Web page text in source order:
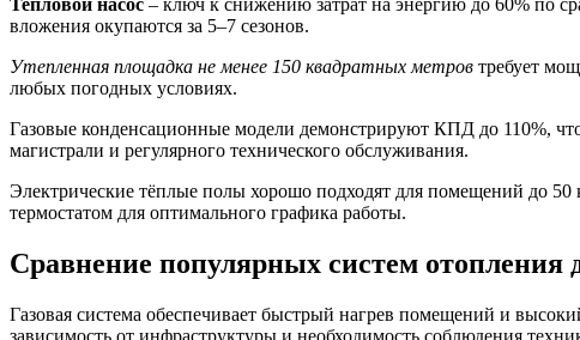
вложения окупаются за 5–7 сезонов.
Утепленная площадка не менее 150 квадратных метров требует
любых погодных условиях.
Газовые конденсационные модели демонстрируют КПД до 110%,
магистрали и регулярного технического обслуживания.
Электрические тёплые полы хорошо подходят для помещений до 50
термостатом для оптимального графика работы.
Сравнение популярных систем отопления
Газовая система обеспечивает быстрый нагрев помещений и
зависимость от инфраструктуры и необходимость соблюдения